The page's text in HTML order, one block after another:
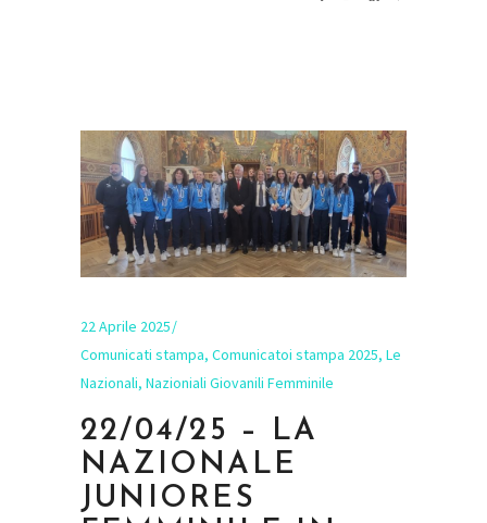
22 Aprile 2025
Comunicati stampa, Comunicatoi stampa 2025, Le
Nazionali, Nazioniali Giovanili Femminile
22/04/25 – LA
NAZIONALE
JUNIORES